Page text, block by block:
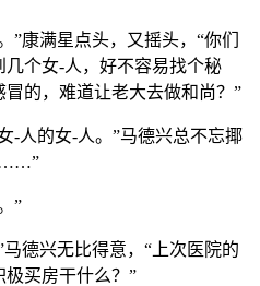
”康满星点头，又摇头，“你们
个女-人，好不容易找个秘
的，难道让老大去做和尚？”
-人的女-人。”马德兴总不忘揶
……”
”
德兴无比得意，“上次医院的
买房干什么？”